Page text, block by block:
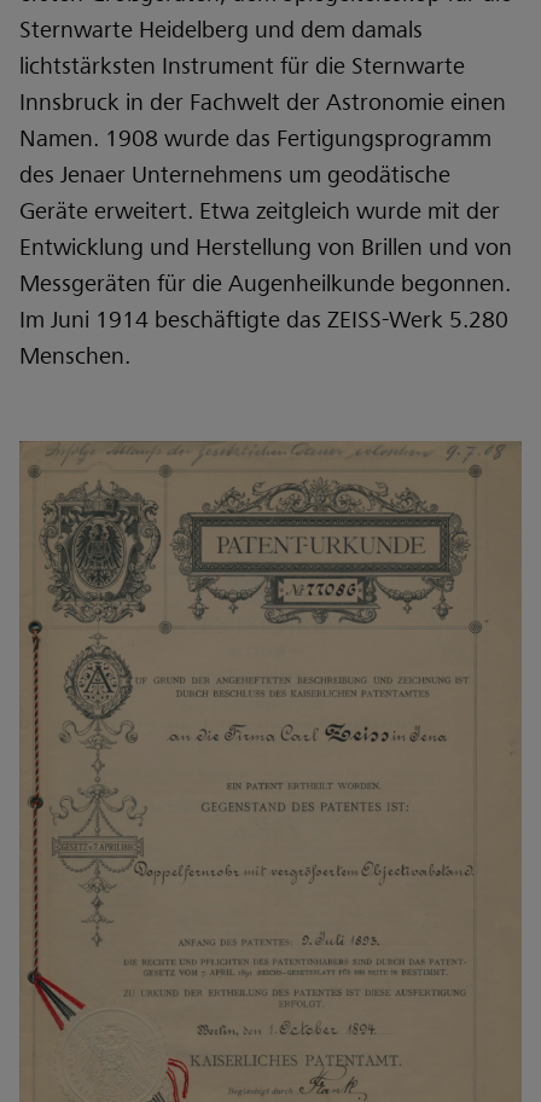
Sternwarte Heidelberg und dem damals
lichtstärksten Instrument für die Sternwarte
Innsbruck in der Fachwelt der Astronomie einen
Namen. 1908 wurde das Fertigungsprogramm
des Jenaer Unternehmens um geodätische
Geräte erweitert. Etwa zeitgleich wurde mit der
Entwicklung und Herstellung von Brillen und von
Messgeräten für die Augenheilkunde begonnen.
Im Juni 1914 beschäftigte das ZEISS-Werk 5.280
Menschen.